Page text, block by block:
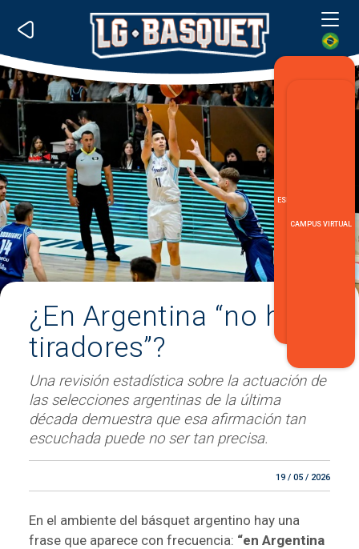
ESPECIALIZACIÓN LG
CAMPUS VIRTUAL
¿En Argentina “no hay
tiradores”?
Una revisión estadística sobre la actuación de
las selecciones argentinas de la última
década demuestra que esa afirmación tan
escuchada puede no ser tan precisa.
19 / 05 / 2026
En el ambiente del básquet argentino hay una
frase que aparece con frecuencia: “en Argentina